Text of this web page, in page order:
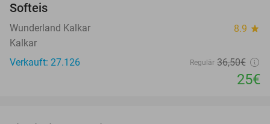
Softeis
Wunderland Kalkar 8.9 star
Kalkar
Verkauft: 27.126
Regulär 36,50€
25€